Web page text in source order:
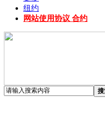
纽约
网站使用协议 合约